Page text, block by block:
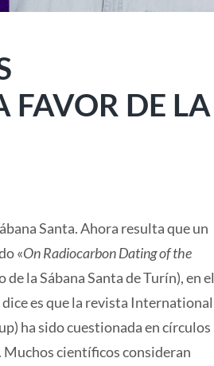
DE LA
Santa. Ahora resulta que un
«On Radiocarbon Dating of the
la Sábana Santa de Turín), en el
es que la revista International
ha sido cuestionada en círculos
Muchos científicos consideran